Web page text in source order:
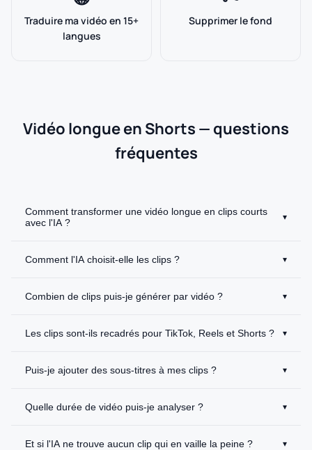
Traduire ma vidéo en 15+
langues
Supprimer le fond
Vidéo longue en Shorts — questions
fréquentes
Comment transformer une vidéo longue en clips courts
avec l'IA ?
▾
Comment l'IA choisit-elle les clips ? ▾
Combien de clips puis-je générer par vidéo ? ▾
Les clips sont-ils recadrés pour TikTok, Reels et Shorts ? ▾
Puis-je ajouter des sous-titres à mes clips ? ▾
Quelle durée de vidéo puis-je analyser ? ▾
Et si l'IA ne trouve aucun clip qui en vaille la peine ? ▾